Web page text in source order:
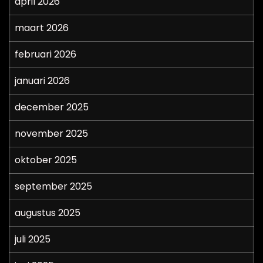
maart 2026
februari 2026
januari 2026
december 2025
november 2025
oktober 2025
september 2025
augustus 2025
juli 2025